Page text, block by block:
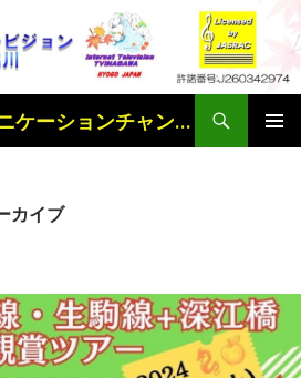
テレビ猪名川コミュニケーションチャンネル
カイブ